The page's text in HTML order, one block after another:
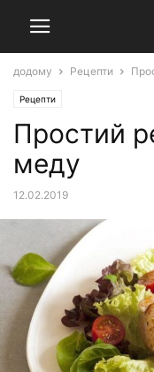
додому Рецепти
Рецепти
Простий
меду
12.02.2019